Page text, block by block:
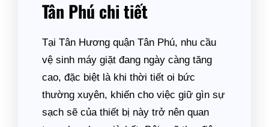
Tân Phú chi tiết
Tại Tân Hương quận Tân Phú, nhu cầu
vệ sinh máy giặt đang ngày càng tăng
cao, đặc biệt là khi thời tiết oi bức
thường xuyên, khiến cho việc giữ gìn sự
sạch sẽ của thiết bị này trở nên quan